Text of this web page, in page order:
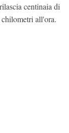
centinaia di
all'ora.